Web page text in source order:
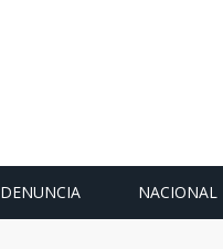
DENUNCIA NACIONAL